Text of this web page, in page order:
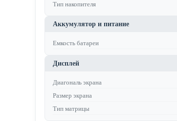
Тип накопителя
Аккумулятор и питание
Емкость батареи
Дисплей
Диагональ экрана
Размер экрана
Тип матрицы